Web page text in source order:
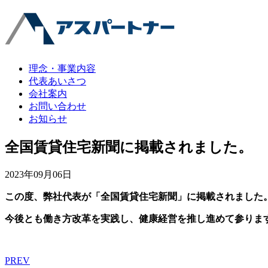
理念・事業内容
代表あいさつ
会社案内
お問い合わせ
お知らせ
全国賃貸住宅新聞に掲載されました。
2023年09月06日
この度、弊社代表が「全国賃貸住宅新聞」に掲載されました
今後とも働き方改革を実践し、健康経営を推し進めて参りま
PREV